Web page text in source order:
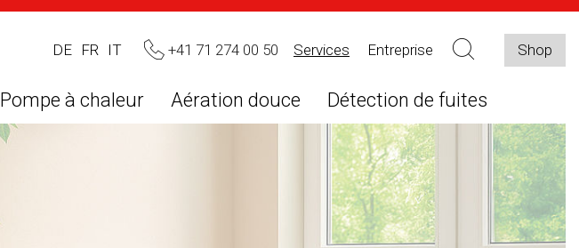
DE FR IT +41 71 274 00 50 Services Entreprise Shop
Pompe à chaleur Aération douce Détection de fuites